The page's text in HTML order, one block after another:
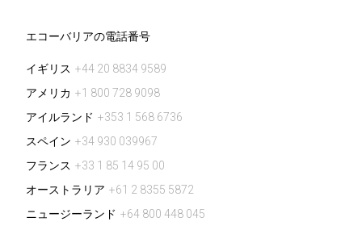
エコーバリアの電話番号
イギリス +44 20 8834 9589
アメリカ +1 800 728 9098
アイルランド +353 1 568 6736
スペイン +34 930 039967
フランス +33 1 85 14 95 00
オーストラリア +61 2 8355 5872
ニュージーランド +64 800 448 045